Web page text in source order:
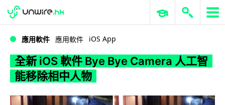
WWDC 2026 ERP 與商業 AI
應用軟件 應用軟件 iOS App
全新 iOS 軟件 Bye Bye Camera 人工智
能移除相中人物